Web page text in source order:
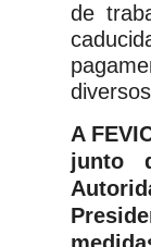
de
A
junto